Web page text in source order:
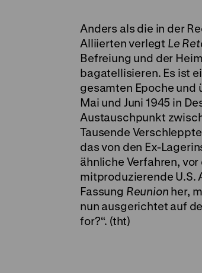
Anders als die in der
Alliierten verlegt Le
Befreiung und der
bagatellisieren. Es ist
gesamten Epoche und
Mai und Juni 1945 in
Austauschpunkt
Tausende
das von den Ex-
ähnliche Verfahren,
mitproduzierende U.S.
Fassung Reunion her,
nun ausgerichtet auf
for?“. (tht)